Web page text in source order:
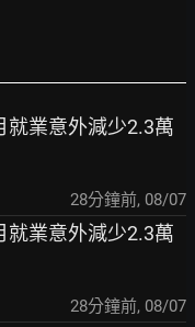
就業意外減少2.3萬
28分鐘前, 08/07
就業意外減少2.3萬
28分鐘前, 08/07